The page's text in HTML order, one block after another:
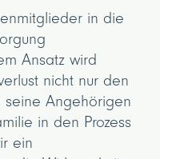
in die
Ansatz wird
nicht nur den
seine Angehörigen
in den Prozess
ein